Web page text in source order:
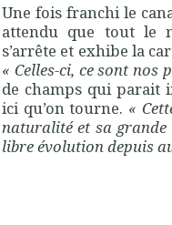
Une fois franchi le
attendu que tout le
s’arrête et exhibe la
« Celles-ci, ce sont nos
de champs qui parait
ici qu’on tourne. «
naturalité et sa grande
libre évolution depuis